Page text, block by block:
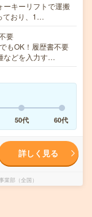
ーキーリフトで運搬
ており、1…
要
もOK！履歴書不要
などを入力す…
50代 60代
詳しく見る
部（全国）